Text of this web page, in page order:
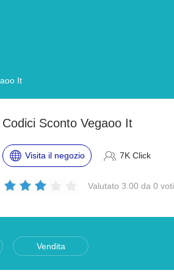
It
Codici Sconto Vegaoo It
Visita il negozio 7K Click
Valutato 3.00 da 0 voti
Vendita